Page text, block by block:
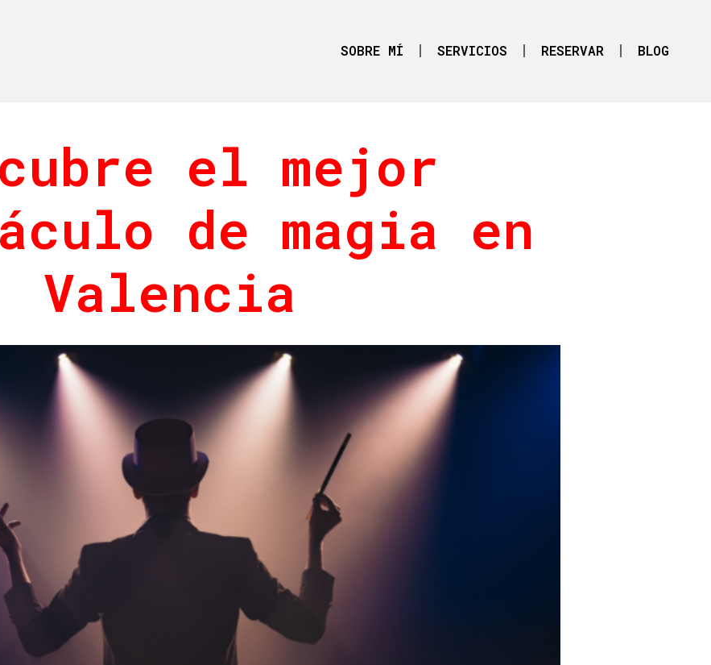
SOBRE MÍ SERVICIOS RESERVAR BLOG
el mejor
de magia en
Valencia